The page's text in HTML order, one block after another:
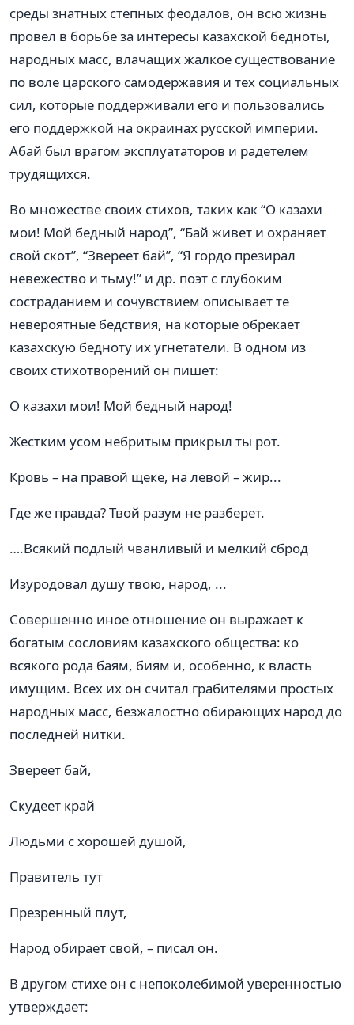
среды знатных степных феодалов, он всю жизнь
провел в борьбе за интересы казахской бедноты,
народных масс, влачащих жалкое существование
по воле царского самодержавия и тех социальных
сил, которые поддерживали его и пользовались
его поддержкой на окраинах русской империи.
Абай был врагом эксплуататоров и радетелем
трудящихся.
Во множестве своих стихов, таких как “О казахи
мои! Мой бедный народ”, “Бай живет и охраняет
свой скот”, “Звереет бай”, “Я гордо презирал
невежество и тьму!” и др. поэт с глубоким
состраданием и сочувствием описывает те
невероятные бедствия, на которые обрекает
казахскую бедноту их угнетатели. В одном из
своих стихотворений он пишет:
О казахи мои! Мой бедный народ!
Жестким усом небритым прикрыл ты рот.
Кровь – на правой щеке, на левой – жир...
Где же правда? Твой разум не разберет.
….Всякий подлый чванливый и мелкий сброд
Изуродовал душу твою, народ, ...
Совершенно иное отношение он выражает к
богатым сословиям казахского общества: ко
всякого рода баям, биям и, особенно, к власть
имущим. Всех их он считал грабителями простых
народных масс, безжалостно обирающих народ до
последней нитки.
Звереет бай,
Скудеет край
Людьми с хорошей душой,
Правитель тут
Презренный плут,
Народ обирает свой, – писал он.
В другом стихе он с непоколебимой уверенностью
утверждает: